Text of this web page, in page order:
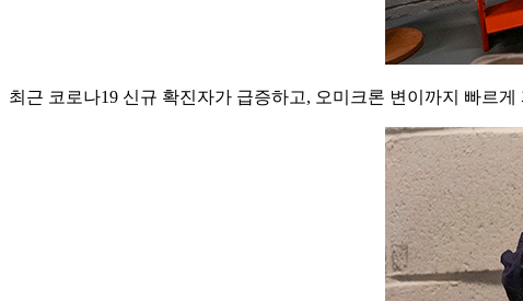
최근 코로나19 신규 확진자가 급증하고, 오미크론 변이까지 빠르